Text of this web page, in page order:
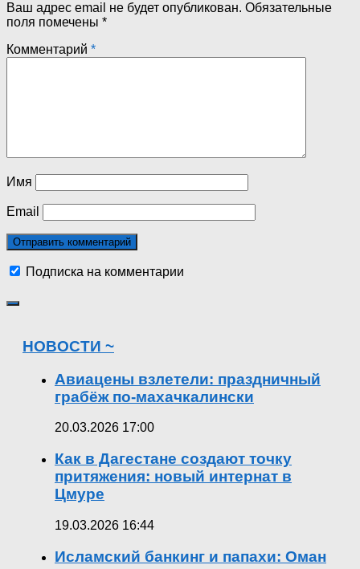
Ваш адрес email не будет опубликован. Обязательные
поля помечены *
Комментарий *
Имя
Email
Подписка на комментарии
НОВОСТИ ~
Авиацены взлетели: праздничный
грабёж по-махачкалински
20.03.2026 17:00
Как в Дагестане создают точку
притяжения: новый интернат в
Цмуре
19.03.2026 16:44
Исламский банкинг и папахи: Оман